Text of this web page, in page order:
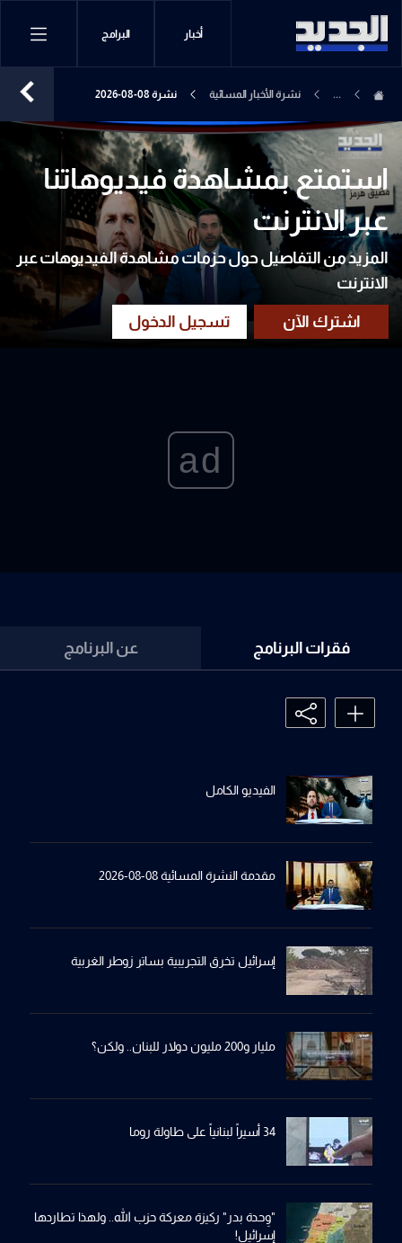
أخبار البرامج
... نشرة الأخبار المسائية نشرة 08-08-2026
استمتع بمشاهدة فيديوهاتنا
عبر الانترنت
المزيد من التفاصيل حول حزمات مشاهدة الفيديوهات عبر
الانترنت
ad
فقرات البرنامج عن البرنامج
الفيديو الكامل
مقدمة النشرة المسائية 08-08-2026
إسرائيل تخرِق التجريبية بساترِ زوطر الغربية
مليار و200 مليون دولار للبنان.. ولكن؟
34 أسيراً لبنانياً على طاولة روما
"وِحدة بدر" ركيزة معركة حزب الله.. ولهذا تطاردها
إسرائيل!